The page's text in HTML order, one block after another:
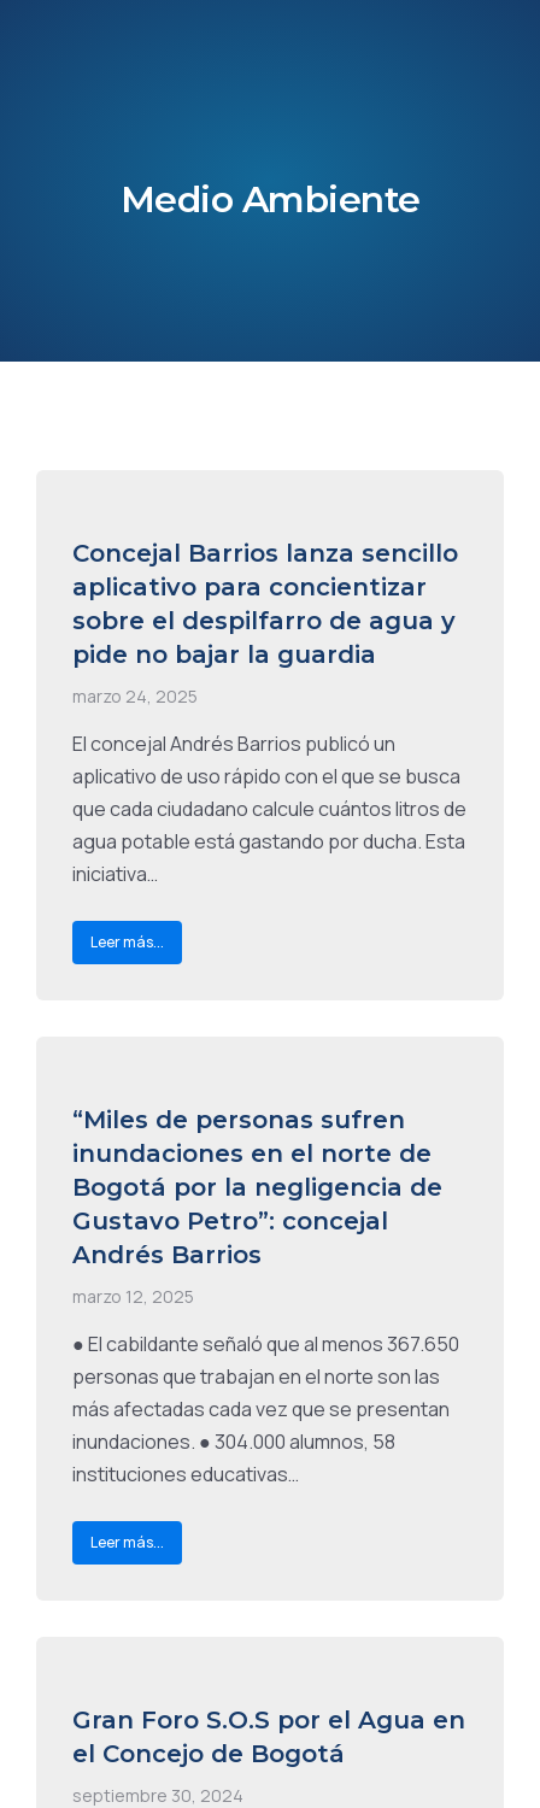
Medio Ambiente
Concejal Barrios lanza sencillo
aplicativo para concientizar
sobre el despilfarro de agua y
pide no bajar la guardia
marzo 24, 2025
El concejal Andrés Barrios publicó un
aplicativo de uso rápido con el que se busca
que cada ciudadano calcule cuántos litros de
agua potable está gastando por ducha. Esta
iniciativa…
Leer más...
“Miles de personas sufren
inundaciones en el norte de
Bogotá por la negligencia de
Gustavo Petro”: concejal
Andrés Barrios
marzo 12, 2025
● El cabildante señaló que al menos 367.650
personas que trabajan en el norte son las
más afectadas cada vez que se presentan
inundaciones. ● 304.000 alumnos, 58
instituciones educativas…
Leer más...
Gran Foro S.O.S por el Agua en
el Concejo de Bogotá
septiembre 30, 2024